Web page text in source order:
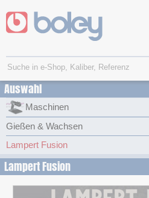
Auswahl
Maschinen
Gießen & Wachsen
Lampert Fusion
Lampert Fusion